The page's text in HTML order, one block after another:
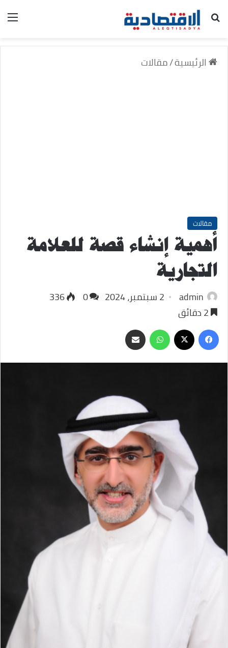
بحث عن
الرئيسية/مقالات
مقالات
أهمية إنشاء قصة للعلامة
التجارية
admin 2 سبتمبر، 2024 0
336
فيسبوك
‫X واتسابمشاركة
عبر
البريد